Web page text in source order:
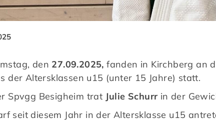
den 27.09.2025, fanden in Kirchberg an
der Altersklassen u15 (unter 15 Jahre) statt.
Spvgg Besigheim trat Julie Schurr in der
seit diesem Jahr in der Altersklasse u15